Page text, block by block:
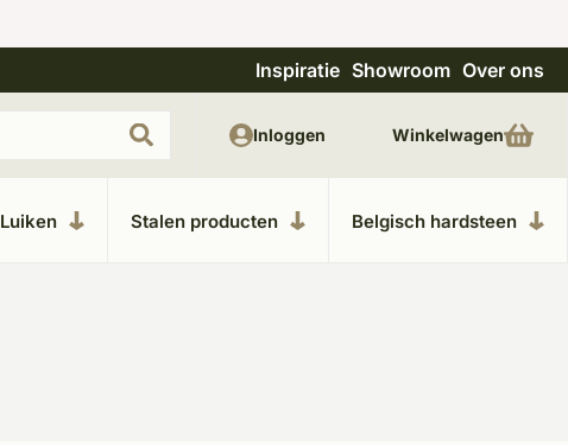
Uitgebreide showroom in Kesteren Unieke
Inspiratie Showroom Over ons
Luiken Stalen producten Belgisch hardsteen
Inloggen Winkelwagen